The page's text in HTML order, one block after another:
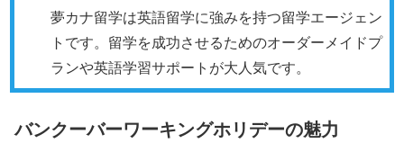
夢カナ留学は英語留学に強みを持つ留学エージェン
トです。留学を成功させるためのオーダーメイドプ
ランや英語学習サポートが大人気です。
バンクーバーワーキングホリデーの魅力